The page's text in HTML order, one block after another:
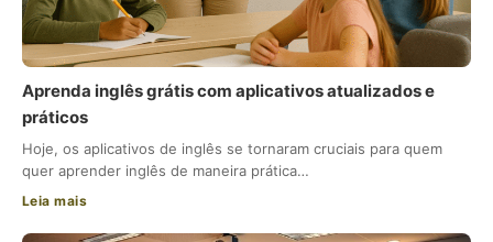
Aprenda inglês grátis com aplicativos atualizados e
práticos
Hoje, os aplicativos de inglês se tornaram cruciais para quem
quer aprender inglês de maneira prática…
Leia mais